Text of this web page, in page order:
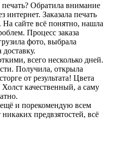
Обратила внимание
интернет. Заказала печать
На сайте всё понятно, нашла
Процесс заказа
фото, выбрала
всего несколько дней.
Получила, открыла
от результата! Цвета
Холст качественный, а саму
и порекомендую всем
предвзятостей, всё